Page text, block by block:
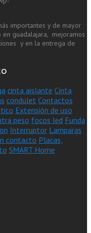
importantes y de mayor
guadalajara, mejoramos
y en la entrega de
cinta aislante Cinta
condulet Contactos
Extensión de uso
peso focos led Funda
Interruptor Lamparas
contacto Placas,
SMART Home